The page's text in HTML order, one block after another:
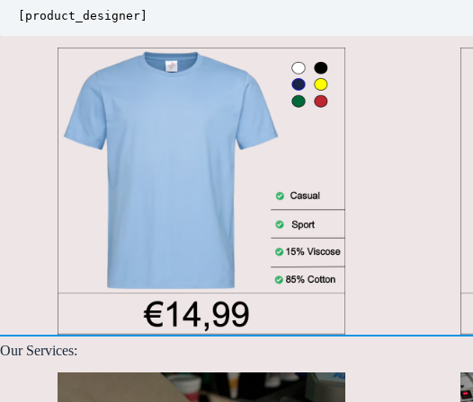
[product_designer]
Our Services: